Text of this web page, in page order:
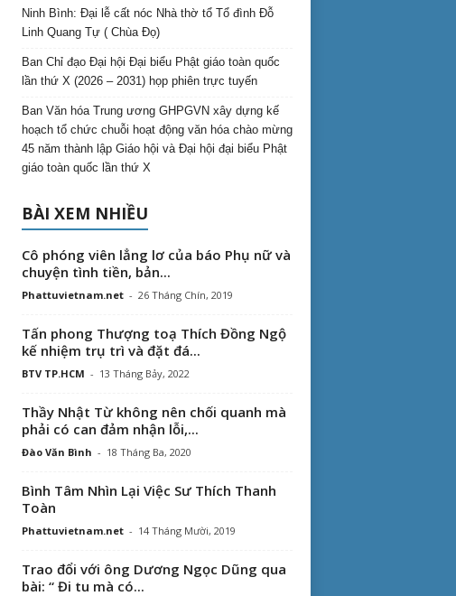
Ninh Bình: Đại lễ cất nóc Nhà thờ tổ Tổ đình Đỗ
Linh Quang Tự ( Chùa Đọ)
Ban Chỉ đạo Đại hội Đại biểu Phật giáo toàn quốc
lần thứ X (2026 – 2031) họp phiên trực tuyến
Ban Văn hóa Trung ương GHPGVN xây dựng kế
hoạch tổ chức chuỗi hoạt động văn hóa chào mừng
45 năm thành lập Giáo hội và Đại hội đại biểu Phật
giáo toàn quốc lần thứ X
BÀI XEM NHIỀU
Cô phóng viên lẳng lơ của báo Phụ nữ và
chuyện tình tiền, bản...
Phattuvietnam.net - 26 Tháng Chín, 2019
Tấn phong Thượng toạ Thích Đồng Ngộ
kế nhiệm trụ trì và đặt đá...
BTV TP.HCM - 13 Tháng Bảy, 2022
Thầy Nhật Từ không nên chối quanh mà
phải có can đảm nhận lỗi,...
Đào Văn Bình - 18 Tháng Ba, 2020
Bình Tâm Nhìn Lại Việc Sư Thích Thanh
Toàn
Phattuvietnam.net - 14 Tháng Mười, 2019
Trao đổi với ông Dương Ngọc Dũng qua
bài: “ Đi tu mà có...